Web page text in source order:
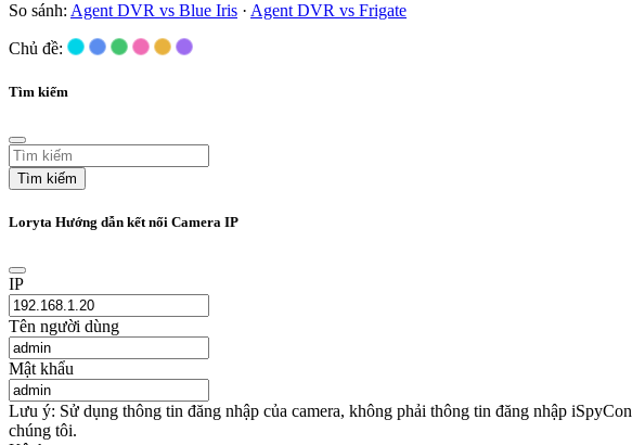
So sánh: Agent DVR vs Blue Iris · Agent DVR vs Frigate
Chủ đề:
Tìm kiếm
Tìm kiếm
Loryta Hướng dẫn kết nối Camera IP
IP
Tên người dùng
Mật khẩu
Lưu ý: Sử dụng thông tin đăng nhập của camera, không phải thông tin đăng nhập
chúng tôi.